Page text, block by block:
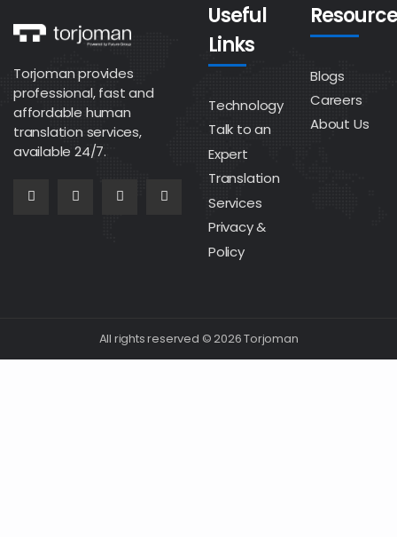
Torjoman provides
professional, fast and
affordable human
translation services,
available 24/7.
Useful
Links
Technology
Talk to an
Expert
Translation
Services
Privacy &
Policy
Blogs
Careers
About Us
All rights reserved © 2026 Torjoman